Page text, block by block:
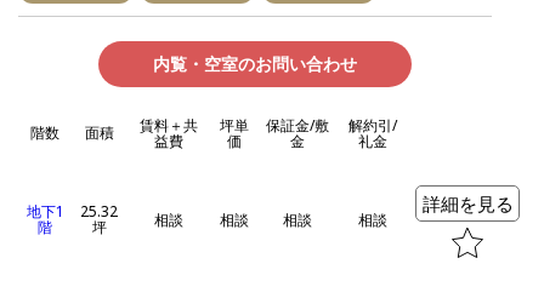
内覧・空室のお問い合わせ
階数 面積 賃料＋共
益費
坪単
価
保証金/敷
金
解約引/
礼金
地下1
階
25.32
坪 相談 相談 相談 相談
詳細を見る